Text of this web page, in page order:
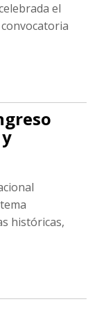
el
históricas,